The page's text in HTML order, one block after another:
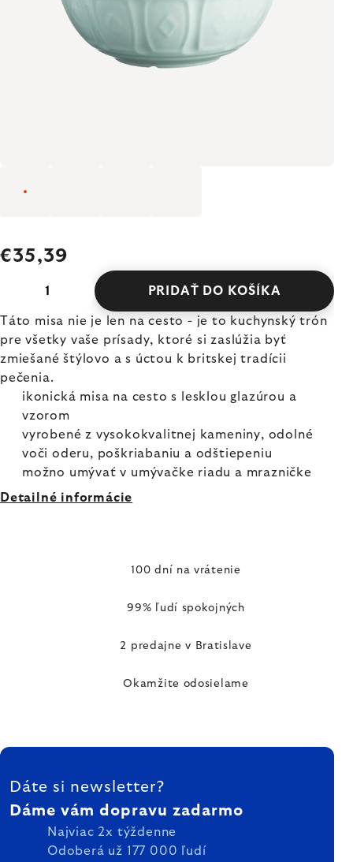
€35,39
PRIDAŤ DO KOŠÍKA
Táto misa nie je len na cesto - je to kuchynský trón
pre všetky vaše prísady, ktoré si zaslúžia byť
zmiešané štýlovo a s úctou k britskej tradícii
pečenia.
ikonická misa na cesto s lesklou glazúrou a
vzorom
vyrobené z vysokokvalitnej kameniny, odolné
voči oderu, poškriabaniu a odštiepeniu
možno umývať v umývačke riadu a mrazničke
Detailné informácie
100 dní na vrátenie
99% ľudí spokojných
2 predajne v Bratislave
Okamžite odosielame
ZÁPÄTIE
Dáte si newsletter?
Dáme vám dopravu zadarmo
Najviac 2x týždenne
Odoberá už 177 000 ľudí